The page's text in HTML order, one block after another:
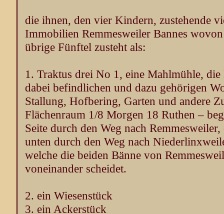
die ihnen, den vier Kindern, zustehende
Immobilien Remmesweiler Bannes
übrige Fünftel zusteht als:
1. Traktus drei No 1, eine Mahlmühle,
dabei befindlichen und dazu gehörigen
Stallung, Hofbering, Garten und andere
Flächenraum 1/8 Morgen 18 Ruthen –
Seite durch den Weg nach
unten durch den Weg nach
welche die beiden Bänne von
voneinander scheidet.
2. ein Wiesenstück
3. ein Ackerstück